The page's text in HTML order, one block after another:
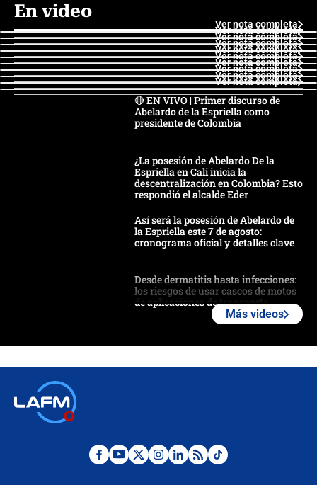
En video
Ver nota completa
Ver nota completa
Ver nota completa
Ver nota completa
Ver nota completa
Ver nota completa
Ver nota completa
Ver nota completa
Ver nota completa
Ver nota completa
🔴 EN VIVO | Primer discurso de
Abelardo de la Espriella como
presidente de Colombia
¿La posesión de Abelardo De la
Espriella en Cali inicia la
descentralización en Colombia? Esto
respondió el alcalde Eder
Así será la posesión de Abelardo de
la Espriella este 7 de agosto:
cronograma oficial y detalles clave
Desde dermatitis hasta infecciones:
los riesgos de usar cascos de motos
de aplicaciones de transporte
Posesión de Abelardo De La Espriella
Más videos